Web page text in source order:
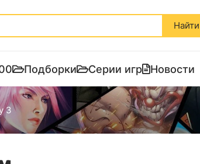
Найти
Подборки Серии игр Новости
3